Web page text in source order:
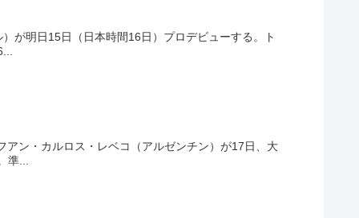
が明日15日（日本時間16日）プロデビューする。ト
ン・カルロス・レベコ（アルゼンチン）が17日、大
...